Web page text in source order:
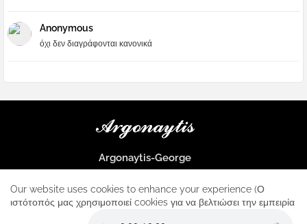
Anonymous
όχι δεν διαγράφονται κανονικά
Argonaytis-George
μοναδικός σταθμός για κάθε iphone
Our website uses cookies to enhance your experience (Ο
ιστότοπός μας χρησιμοποιεί cookies για να βελτιώσει την εμπειρία